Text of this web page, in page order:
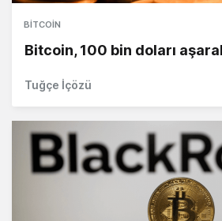
BITCOIN
Bitcoin, 100 bin doları
Tuğçe İçözü